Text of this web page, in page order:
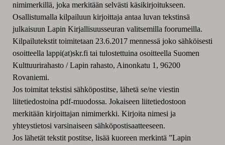
nimimerkillä, joka merkitään selvästi käsikirjoitukseen.
Osallistumalla kilpailuun kirjoittaja antaa luvan tekstinsä
julkaisuun Lapin Kirjallisuusseuran valitsemilla foorumeilla.
Kilpailutekstit toimitetaan 23.6.2017 mennessä joko sähköisesti
osoitteella lappi(at)skr.fi tai tulostettuina osoitteella Suomen
Kulttuurirahasto / Lapin rahasto, Ainonkatu 1, 96200
Rovaniemi.
Jos toimitat tekstisi sähköpostitse, lähetä se/ne viestin
liitetiedostoina pdf-muodossa. Jokaiseen liitetiedostoon
merkitään kirjoittajan nimimerkki. Kirjoita nimesi ja
yhteystietosi varsinaiseen sähköpostisaatteeseen.
Jos lähetät tekstit postitse, lisää kuoreen merkintä ”Lapin